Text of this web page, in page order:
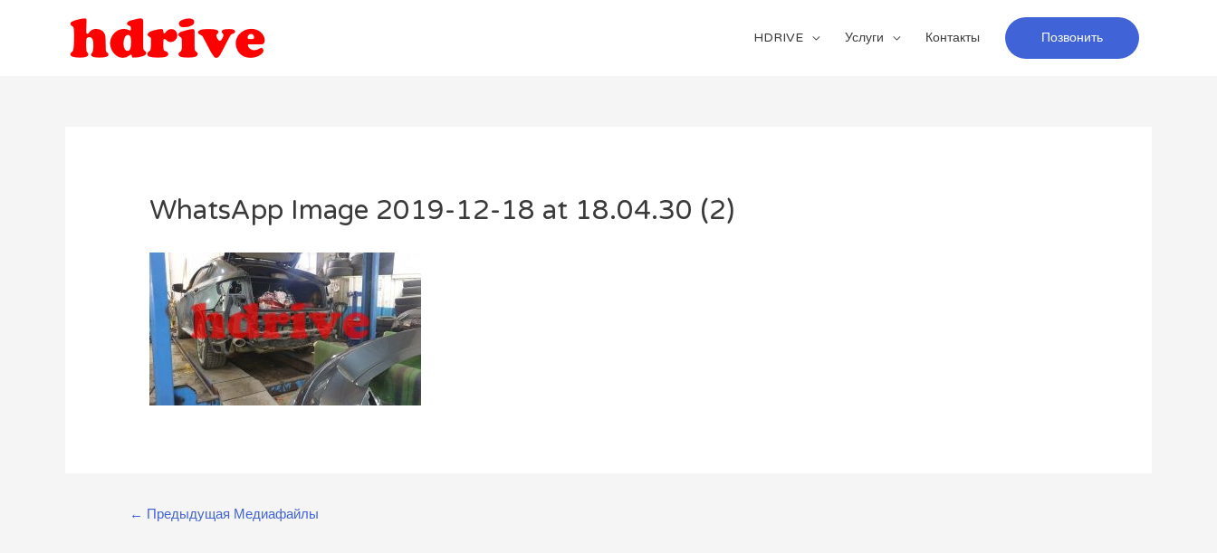
HDRIVE Услуги Контакты Позвонить
WhatsApp Image 2019-12-18 at 18.04.30 (2)
Навигация
← Предыдущая Медиафайлы